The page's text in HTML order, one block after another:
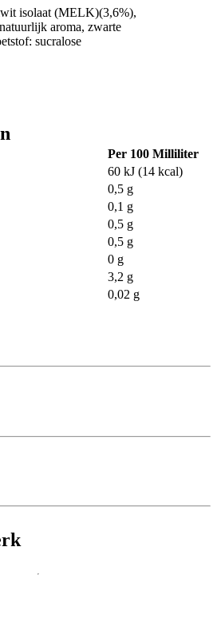
isolaat (MELK)(3,6%),
aroma, zwarte
sucralose
Per 100 Milliliter
60 kJ (14 kcal)
0,5 g
0,1 g
0,5 g
0,5 g
0 g
3,2 g
0,02 g